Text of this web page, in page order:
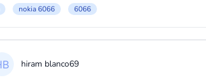
nokia 6066 6066
hiram blanco69